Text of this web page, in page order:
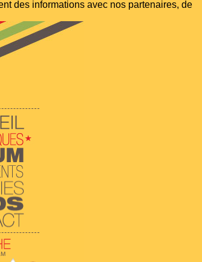
des informations avec nos partenaires, de